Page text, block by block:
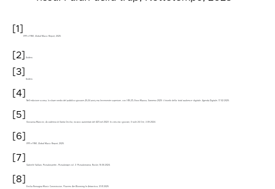
[1]
IFPI e FIMI, Global Music Report , 2025.
[2] Ibidem.
[3]
Ibidem.
[4]
Nell’edizione scorsa, lo share medio del pubblico giovane (15-24 anni) era lievemente superiore, con l’85,2%. Enzo Mazza, Sanremo 2025: il trionfo della “total audience” digitale , Agenda Digitale, 17.02.2025.
[5]
Giovanna Mancini , Accademia di Santa Cecilia, incassi aumentati del 42% nel 2023. In crescita i giovani , Il Sole 24 Ore, 3.09.2024.
[6]
IFPI e FIMI, Global Music Report , 2025.
[7]
Gabriele Vallaro, Pseudospettri - Pseudotape vol. 3: Pseudomania , Rockit, 16.06.2024.
[8]
Emilia Romagna Music Commission, Flowers Are Blooming In Antarctica , 31.01.2025.